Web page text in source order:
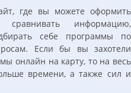
где вы можете оформить
информацию,
себе программы по
Если бы вы захотели
онлайн на карту, то на весь
времени, а также сил и